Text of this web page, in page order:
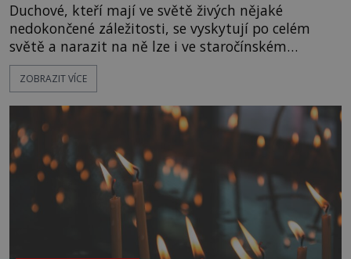
Duchové, kteří mají ve světě živých nějaké
nedokončené záležitosti, se vyskytují po celém
světě a narazit na ně lze i ve staročínském
folkloru, kde se to duchy a nadpřirozenými
bytostmi jen hemží. Ve východní části světa se
jsou prý smrtelně nebezpeční! To je také případ
ducha védovy z Tangdu Tu Po. Tento duch,
ZOBRAZIT VÍCE